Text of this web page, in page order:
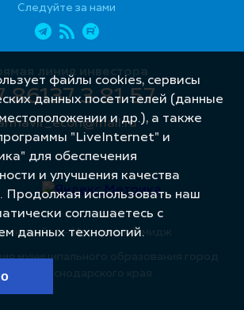
Следуйте за нами
линия инвестора
86137 3 81 57
муниципального образования город
Краснодарского края
сайта – Интернет-Имидж
файлы cookies, сервисы
данных посетителей (данные
и др.), а также
"LiveInternet" и
для обеспечения
и улучшения качества
Продолжая использовать наш
соглашаетесь с
данных технологий.